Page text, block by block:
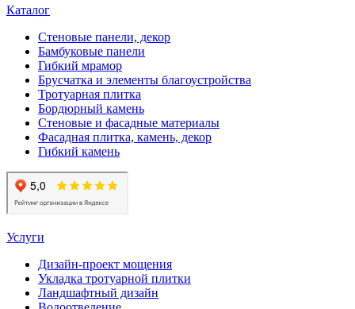
Каталог
Стеновые панели, декор
Бамбуковые панели
Гибкий мрамор
Брусчатка и элементы благоустройства
Тротуарная плитка
Бордюрный камень
Стеновые и фасадные материалы
Фасадная плитка, камень, декор
Гибкий камень
Услуги
Дизайн-проект мощения
Укладка тротуарной плитки
Ландшафтный дизайн